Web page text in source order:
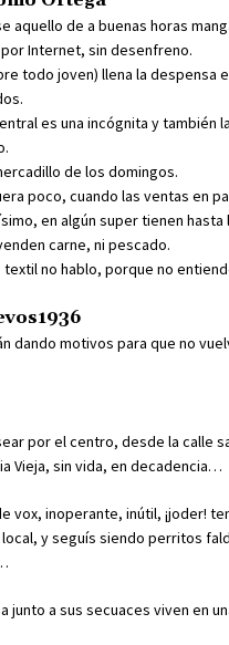
aquello de a buenas horas
Internet, sin desenfreno.
todo joven) llena la despensa
es una incógnita y también
de los domingos.
poco, cuando las ventas en
en algún super tienen hasta
carne, ni pescado.
textil no hablo, porque no
dando motivos para que no
por el centro, desde la calle
Vieja, sin vida, en decadencia…
vox, inoperante, inútil, ¡joder!
y seguís siendo perritos
junto a sus secuaces viven en